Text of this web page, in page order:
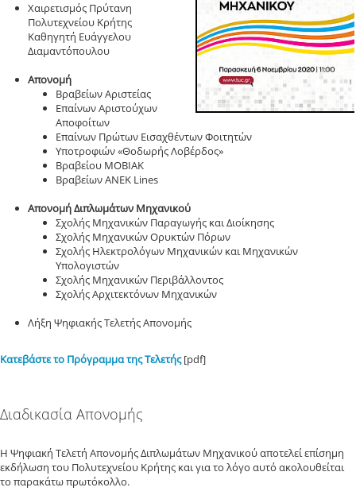
Χαιρετισμός Πρύτανη
Πολυτεχνείου Κρήτης
Καθηγητή Ευάγγελου
Διαμαντόπουλου
Απονομή
Βραβείων Αριστείας
Επαίνων Αριστούχων
Αποφοίτων
Επαίνων Πρώτων Εισαχθέντων Φοιτητών
Υποτροφιών «Θοδωρής Λοβέρδος»
Βραβείου ΜΟΒΙΑΚ
Βραβείων ΑΝΕΚ Lines
Απονομή Διπλωμάτων Μηχανικού
Σχολής Μηχανικών Παραγωγής και Διοίκησης
Σχολής Μηχανικών Ορυκτών Πόρων
Σχολής Ηλεκτρολόγων Μηχανικών και Μηχανικών
Υπολογιστών
Σχολής Μηχανικών Περιβάλλοντος
Σχολής Αρχιτεκτόνων Μηχανικών
Λήξη Ψηφιακής Τελετής Απονομής
Κατεβάστε το Πρόγραμμα της Τελετής[pdf]
Διαδικασία Απονομής
Η Ψηφιακή Τελετή Απονομής Διπλωμάτων Μηχανικού αποτελεί επίσημη
εκδήλωση του Πολυτεχνείου Κρήτης και για το λόγο αυτό ακολουθείται
το παρακάτω πρωτόκολλο.